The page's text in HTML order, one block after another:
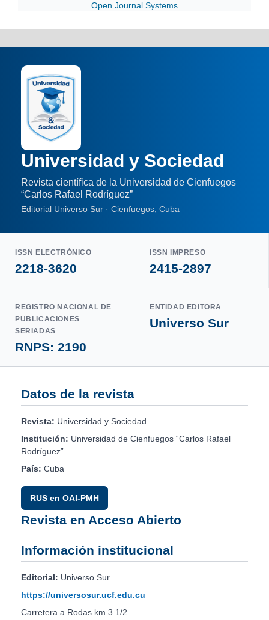
Open Journal Systems
Universidad y Sociedad
Revista científica de la Universidad de Cienfuegos
“Carlos Rafael Rodríguez”
Editorial Universo Sur · Cienfuegos, Cuba
ISSN ELECTRÓNICO
2218-3620
ISSN IMPRESO
2415-2897
REGISTRO NACIONAL DE
PUBLICACIONES
SERIADAS
RNPS: 2190
ENTIDAD EDITORA
Universo Sur
Datos de la revista
Revista: Universidad y Sociedad
Institución: Universidad de Cienfuegos “Carlos Rafael
Rodríguez”
País: Cuba
RUS en OAI-PMH
Revista en Acceso Abierto
Información institucional
Editorial: Universo Sur
https://universosur.ucf.edu.cu
Carretera a Rodas km 3 1/2